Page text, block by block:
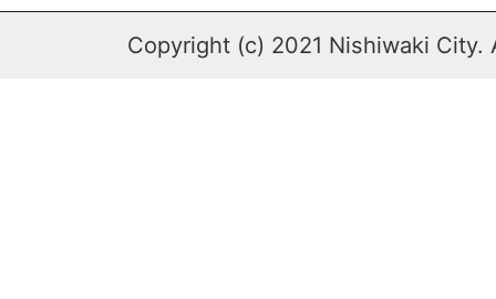
Copyright (c) 2021 Nishiwaki City.